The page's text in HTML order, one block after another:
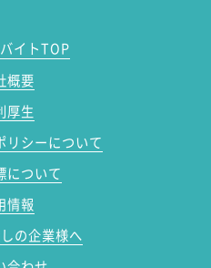
イトTOP
概要
厚生
リシーについて
について
情報
の企業様へ